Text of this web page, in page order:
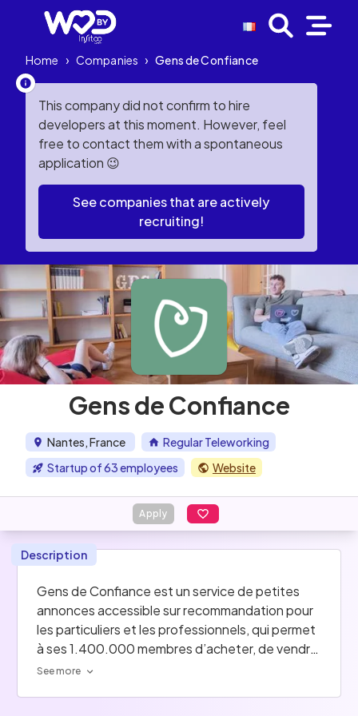
Home › Companies › Gens de Confiance
This company did not confirm to hire
developers at this moment. However, feel
free to contact them with a spontaneous
application 😉
See companies that are actively
recruiting!
Gens de Confiance
Nantes, France
Regular Teleworking
Startup of 63 employees
Website
Apply
Description
Gens de Confiance est un service de petites
annonces accessible sur recommandation pour
les particuliers et les professionnels, qui permet
à ses 1.400.000 membres d’acheter, de vendre
et de louer en ligne, en toute sécurité. Les
See more